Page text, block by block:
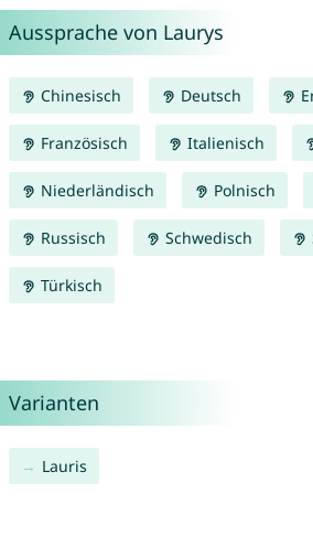
Aussprache von Laurys
Chinesisch Deutsch
Französisch Italienisch
Niederländisch Polnisch
Russisch Schwedisch
Türkisch
Varianten
Lauris